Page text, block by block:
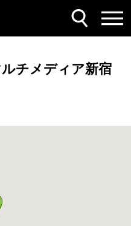
チメディア新宿